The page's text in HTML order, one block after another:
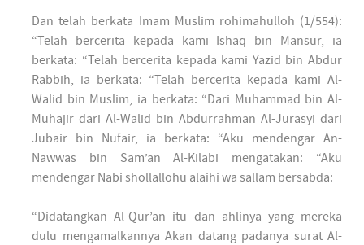
Dan telah berkata Imam Muslim rohimahulloh (1/554):
“Telah bercerita kepada kami Ishaq bin Mansur, ia
berkata: “Telah bercerita kepada kami Yazid bin Abdur
Rabbih, ia berkata: “Telah bercerita kepada kami Al-
Walid bin Muslim, ia berkata: “Dari Muhammad bin Al-
Muhajir dari Al-Walid bin Abdurrahman Al-Jurasyi dari
Jubair bin Nufair, ia berkata: “Aku mendengar An-
Nawwas bin Sam’an Al-Kilabi mengatakan: “Aku
mendengar Nabi shollallohu alaihi wa sallam bersabda:
“Didatangkan Al-Qur’an itu dan ahlinya yang mereka
dulu mengamalkannya Akan datang padanya surat Al-